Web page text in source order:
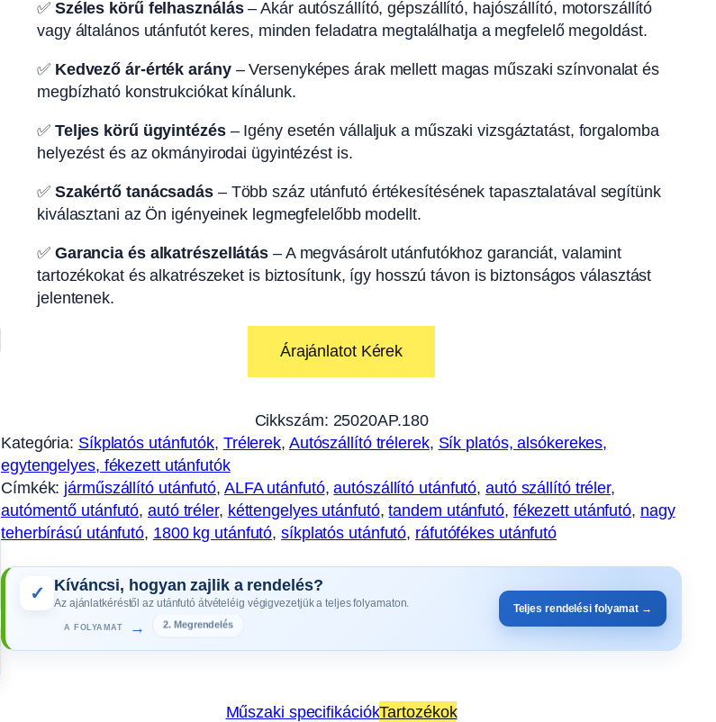
✅ Széles körű felhasználás– Akár autószállító, gépszállító, hajószállító, motorszállító
vagy általános utánfutót keres, minden feladatra megtalálhatja a megfelelő megoldást.
✅ Kedvező ár-érték arány– Versenyképes árak mellett magas műszaki színvonalat és
megbízható konstrukciókat kínálunk.
✅ Teljes körű ügyintézés– Igény esetén vállaljuk a műszaki vizsgáztatást, forgalomba
helyezést és az okmányirodai ügyintézést is.
✅ Szakértő tanácsadás– Több száz utánfutó értékesítésének tapasztalatával segítünk
kiválasztani az Ön igényeinek legmegfelelőbb modellt.
✅ Garancia és alkatrészellátás – A megvásárolt utánfutókhoz garanciát, valamint
tartozékokat és alkatrészeket is biztosítunk, így hosszú távon is biztonságos választást
jelentenek.
Árajánlatot Kérek
Cikkszám: 25020AP.180
Kategória: Síkplatós utánfutók, Trélerek, Autószállító trélerek, Sík platós, alsókerekes,
egytengelyes, fékezett utánfutók
Címkék: járműszállító utánfutó, ALFA utánfutó, autószállító utánfutó, autó szállító tréler
autómentő utánfutó, autó tréler, kéttengelyes utánfutó, tandem utánfutó, fékezett utánfutó, nagy
teherbírású utánfutó, 1800 kg utánfutó, síkplatós utánfutó, ráfutófékes utánfutó
✓ Kíváncsi, hogyan zajlik a rendelés?
Az ajánlatkéréstől az utánfutó átvételéig végigvezetjük a teljes folyamaton.
A FOLYAMAT → 3. Gyártás
Teljes rendelési folyamat →
Műszaki specifikációkTartozékok